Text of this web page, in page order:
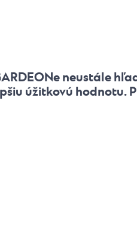
neustále
úžitkovú hodnotu.